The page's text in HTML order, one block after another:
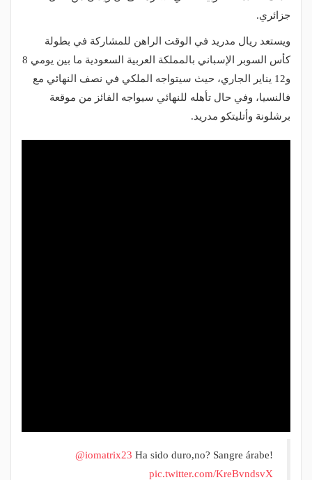
جزائري.
ويستعد ريال مدريد في الوقت الراهن للمشاركة في بطولة
كأس السوبر الإسباني بالمملكة العربية السعودية ما بين يومي 8
و12 يناير الجاري، حيث سيتواجه الملكي في نصف النهائي مع
فالنسيا، وفي حال تأهله للنهائي سيواجه الفائز من موقعة
برشلونة وأتليتكو مدريد.
@iomatrix23 Ha sido duro,no? Sangre árabe!
pic.twitter.com/KreBvndsvX